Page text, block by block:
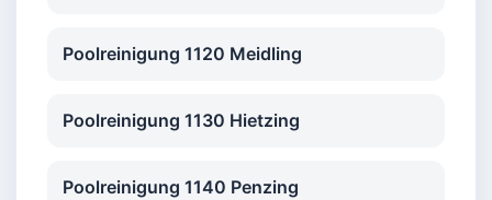
Poolreinigung 1120 Meidling
Poolreinigung 1130 Hietzing
Poolreinigung 1140 Penzing